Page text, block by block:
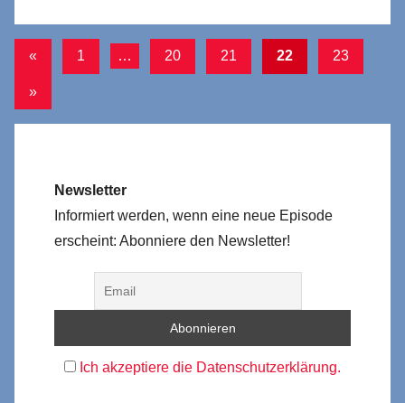
Seitennummerierung
der
Beiträge
« Vorherige
1 … 20 21 22 23
Nächste
»
Newsletter
Informiert werden, wenn eine neue Episode
erscheint: Abonniere den Newsletter!
Ich akzeptiere die Datenschutzerklärung.